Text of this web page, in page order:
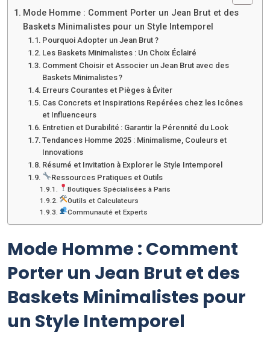
Mode Homme : Comment Porter un Jean Brut et des
Baskets Minimalistes pour un Style Intemporel
Pourquoi Adopter un Jean Brut ?
Les Baskets Minimalistes : Un Choix Éclairé
Comment Choisir et Associer un Jean Brut avec des
Baskets Minimalistes ?
Erreurs Courantes et Pièges à Éviter
Cas Concrets et Inspirations Repérées chez les Icônes
et Influenceurs
Entretien et Durabilité : Garantir la Pérennité du Look
Tendances Homme 2025 : Minimalisme, Couleurs et
Innovations
Résumé et Invitation à Explorer le Style Intemporel
Ressources Pratiques et Outils
Boutiques Spécialisées à Paris
Outils et Calculateurs
Communauté et Experts
Mode Homme : Comment
Porter un Jean Brut et des
Baskets Minimalistes pour
un Style Intemporel